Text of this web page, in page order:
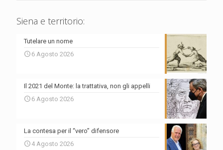
Siena e territorio:
Tutelare un nome
6 Agosto 2026
Il 2021 del Monte: la trattativa, non gli appelli
6 Agosto 2026
La contesa per il “vero” difensore
4 Agosto 2026